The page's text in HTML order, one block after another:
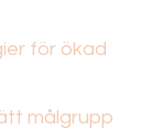
för ökad
målgrupp